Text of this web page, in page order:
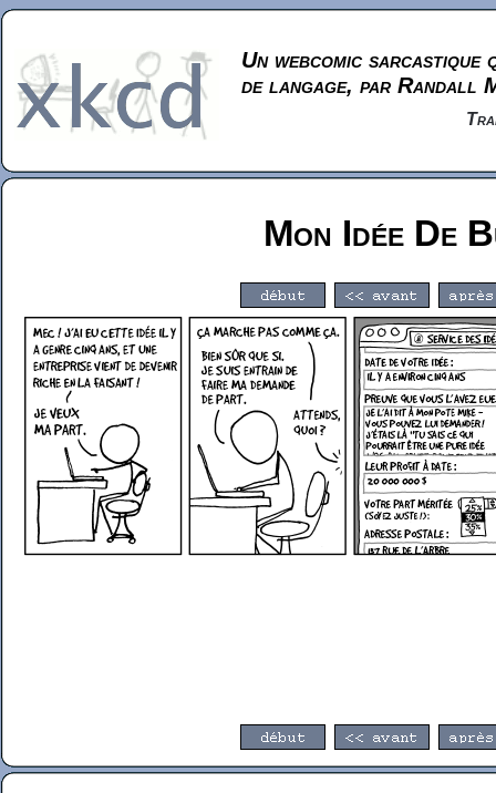
Un webcomic sarcastique
de langage, par Randall
Mon Idée De